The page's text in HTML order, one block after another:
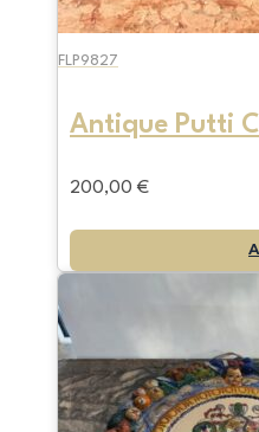
FLP9827
Antique Putti
200,00 €